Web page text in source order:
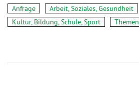
Anfrage
Arbeit, Soziales, Gesundheit
Kultur, Bildung, Schule, Sport
Themen